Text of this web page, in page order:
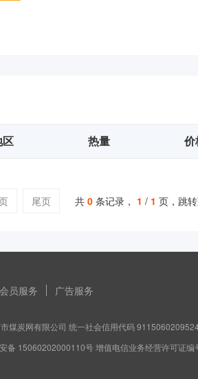
区 热量 价
尾页 共 0 条记录， 1 / 1 页，跳
会员服务 广告服务
煤炭网有限公司 统一社会信用代码
备 15060202000110号 增值电信业务经营许可证